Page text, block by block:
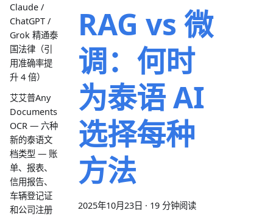
Claude /
ChatGPT /
Grok 精通泰
国法律（引
用准确率提
升 4 倍）
艾艾普Any
Documents
OCR — 六种
新的泰语文
档类型 — 账
单、报表、
信用报告、
车辆登记证
和公司注册
RAG vs 微
调：何时
为泰语 AI
选择每种
方法
2025年10月23日 · 19 分钟阅读